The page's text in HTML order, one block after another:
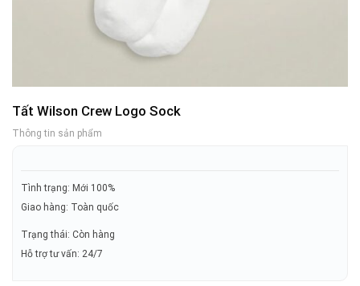
Tất Wilson Crew Logo Sock
Thông tin sản phẩm
Tình trạng: Mới 100%
Giao hàng: Toàn quốc
Trạng thái: Còn hàng
Hỗ trợ tư vấn: 24/7